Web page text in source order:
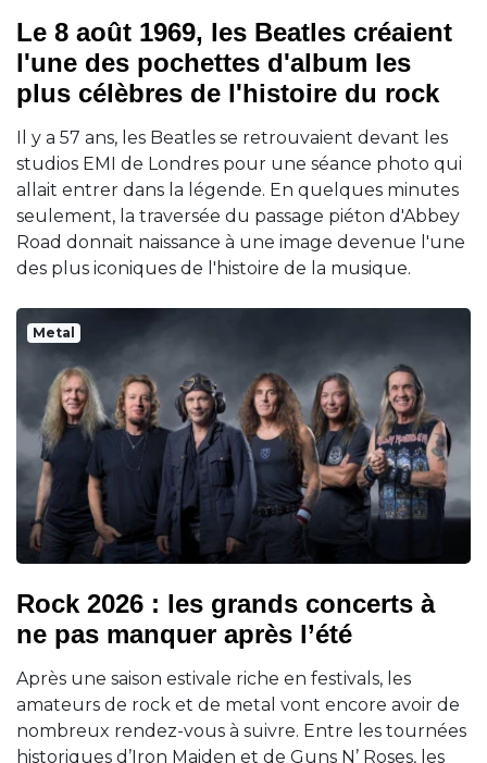
Le 8 août 1969, les Beatles créaient
l'une des pochettes d'album les
plus célèbres de l'histoire du rock
Il y a 57 ans, les Beatles se retrouvaient devant les
studios EMI de Londres pour une séance photo qui
allait entrer dans la légende. En quelques minutes
seulement, la traversée du passage piéton d'Abbey
Road donnait naissance à une image devenue l'une
des plus iconiques de l'histoire de la musique.
Metal
Rock 2026 : les grands concerts à
ne pas manquer après l’été
Après une saison estivale riche en festivals, les
amateurs de rock et de metal vont encore avoir de
nombreux rendez-vous à suivre. Entre les tournées
historiques d’Iron Maiden et de Guns N’ Roses, les